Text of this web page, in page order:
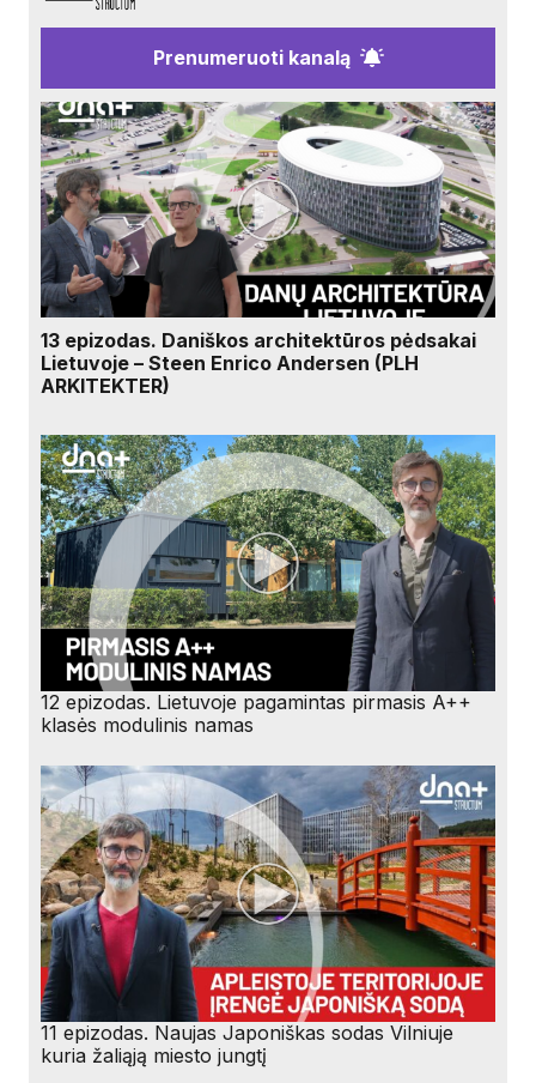
Prenumeruoti kanalą
13 epizodas. Daniškos architektūros pėdsakai
Lietuvoje – Steen Enrico Andersen (PLH
ARKITEKTER)
12 epizodas. Lietuvoje pagamintas pirmasis A++
klasės modulinis namas
11 epizodas. Naujas Japoniškas sodas Vilniuje
kuria žaliąją miesto jungtį